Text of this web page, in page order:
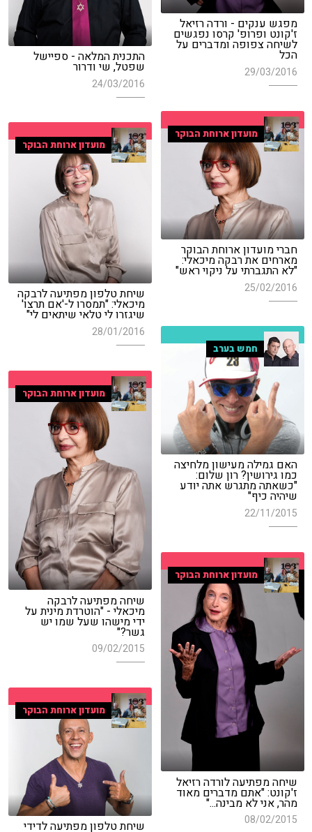
מפגש ענקים - ורדה רזיאל
ז'קונט ופרופ' קרסו נפגשים
לשיחה צפופה ומדברים על
הכל
29/03/2016
התכנית המלאה - ספיישל
שפטל, שי ודרור
24/03/2016
מועדון ארוחת הבוקר
חברי מועדון ארוחת הבוקר
מארחים את רבקה מיכאלי:
"לא התגברתי על ניקוי ראש"
25/02/2016
מועדון ארוחת הבוקר
שיחת טלפון מפתיעה לרבקה
מיכאלי: "תמסרו ל-'אם תרצו'
שיגזרו לי טלאי שיתאים לי"
28/01/2016
חמש בערב
האם גמילה מעישון מלחיצה
כמו גירושין? רון שלום:
"כשאתה מתגרש אתה יודע
שיהיה כיף"
22/11/2015
מועדון ארוחת הבוקר
שיחה מפתיעה לרבקה
מיכאלי - "הוטרדת מינית על
ידי מישהו שעל שמו יש
גשר?"
09/02/2015
מועדון ארוחת הבוקר
שיחה מפתיעה לורדה רזיאל
ז'קונט: "אתם מדברים מאוד
מהר, אני לא מבינה..."
08/02/2015
מועדון ארוחת הבוקר
שיחת טלפון מפתיעה לדידי